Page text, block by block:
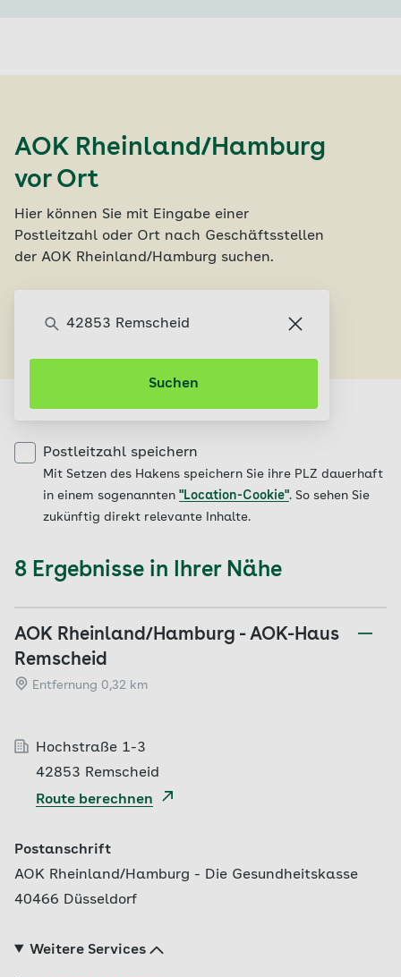
AOK Rheinland/Hamburg
vor Ort
Hier können Sie mit Eingabe einer
Postleitzahl oder Ort nach Geschäftsstellen
der AOK Rheinland/Hamburg suchen.
Suchen
Postleitzahl speichern
Mit Setzen des Hakens speichern Sie ihre PLZ dauerhaft
in einem sogenannten "Location-Cookie". So sehen Sie
zukünftig direkt relevante Inhalte.
8 Ergebnisse in Ihrer Nähe
AOK Rheinland/Hamburg - AOK-Haus
Remscheid
Entfernung 0,32 km
Hochstraße 1-3
42853 Remscheid
Route berechnen
Postanschrift
AOK Rheinland/Hamburg - Die Gesundheitskasse
40466 Düsseldorf
Weitere Services